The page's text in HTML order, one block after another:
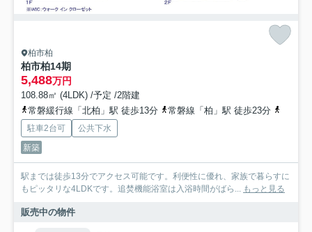
柏市柏
柏市柏14期
5,488万円
108.88㎡ (4LDK) /予定 /2階建
常磐緩行線「北柏」駅 徒歩13分
常磐線「柏」駅 徒歩23分
駐車2台可
公共下水
新築
駅までは徒歩13分でアクセス可能です。利便性に優れ、家族で暮らすに
もピッタリな4LDKです。追焚機能浴室は入浴時間がばら... もっと見る
販売中の物件